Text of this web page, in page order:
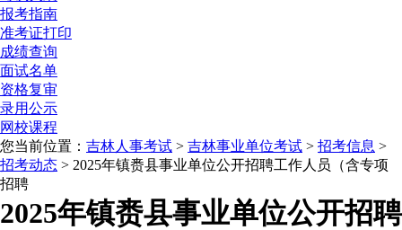
报考指南
准考证打印
成绩查询
面试名单
资格复审
录用公示
网校课程
您当前位置： 吉林人事考试 > 吉林事业单位考试 > 招考信息 >
招考动态 > 2025年镇赉县事业单位公开招聘工作人员（含专项
招聘
2025年镇赉县事业单位公开招聘